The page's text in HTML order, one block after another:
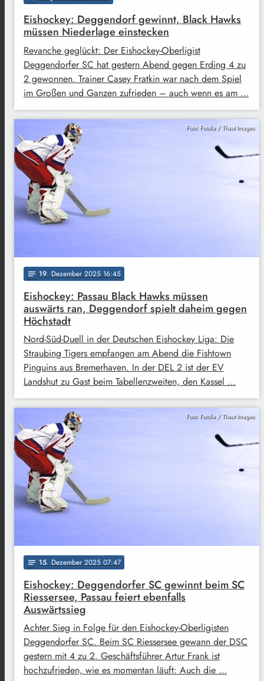
Eishockey: Deggendorf gewinnt, Black Hawks
müssen Niederlage einstecken
Revanche geglückt: Der Eishockey-Oberligist
Deggendorfer SC hat gestern Abend gegen Erding 4 zu
2 gewonnen. Trainer Casey Fratkin war nach dem Spiel
im Großen und Ganzen zufrieden – auch wenn es am …
Foto: Fotolia / Thaut Images
notes 19. Dezember 2025 16:45
Eishockey: Passau Black Hawks müssen
auswärts ran, Deggendorf spielt daheim gegen
Höchstadt
Nord-Süd-Duell in der Deutschen Eishockey Liga: Die
Straubing Tigers empfangen am Abend die Fishtown
Pinguins aus Bremerhaven. In der DEL 2 ist der EV
Landshut zu Gast beim Tabellenzweiten, den Kassel …
Foto: Fotolia / Thaut Images
notes 15. Dezember 2025 07:47
Eishockey: Deggendorfer SC gewinnt beim SC
Riessersee, Passau feiert ebenfalls
Auswärtssieg
Achter Sieg in Folge für den Eishockey-Oberligisten
Deggendorfer SC. Beim SC Riessersee gewann der DSC
gestern mit 4 zu 2. Geschäftsführer Artur Frank ist
hochzufrieden, wie es momentan läuft: Auch die …